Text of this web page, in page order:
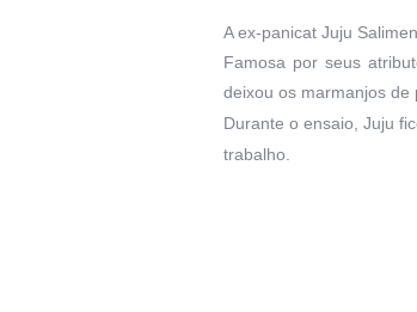
A ex-panicat Juju
Famosa por seus
deixou os marmanjos de
Durante o ensaio, Juju
trabalho.